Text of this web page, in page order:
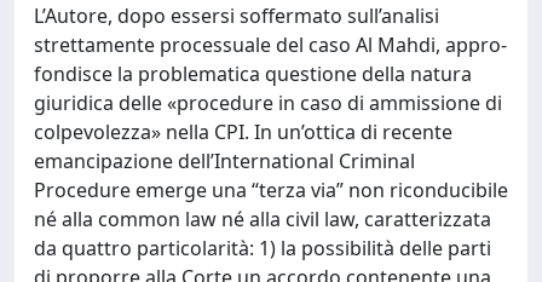
L’Autore, dopo essersi soffermato sull’analisi
strettamente processuale del caso Al Mahdi, appro-
fondisce la problematica questione della natura
giuridica delle «procedure in caso di ammissione di
colpevolezza» nella CPI. In un’ottica di recente
emancipazione dell’International Criminal
Procedure emerge una “terza via” non riconducibile
né alla common law né alla civil law, caratterizzata
da quattro particolarità: 1) la possibilità delle parti